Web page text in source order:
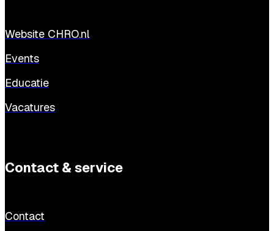
Website CHRO.nl
Events
Educatie
Vacatures
Contact & service
Contact